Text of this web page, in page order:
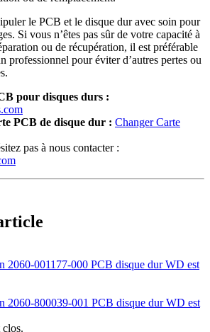
le PCB et le disque dur avec soin pour
Si vous n’êtes pas sûr de votre capacité à
ou de récupération, il est préférable
professionnel pour éviter d’autres pertes ou
pour disques durs :
PCB de disque dur : Changer Carte
pas à nous contacter :
2060-001177-000 PCB disque dur WD est
2060-800039-001 PCB disque dur WD est
clos.